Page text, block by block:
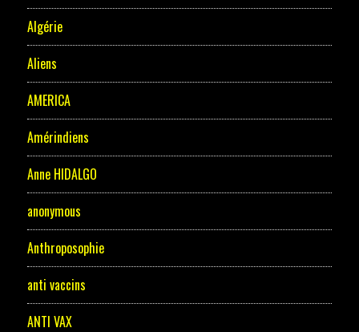
Algérie
Aliens
AMERICA
Amérindiens
Anne HIDALGO
anonymous
Anthroposophie
anti vaccins
ANTI VAX